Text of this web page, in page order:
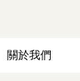
關於我們